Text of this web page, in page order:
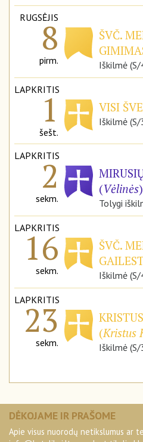
RUGSĖJIS
8
pirm.
ŠVČ.
Iškilmė (S/
LAPKRITIS
1
šešt.
VISI
Iškilmė (S/
LAPKRITIS
2
sekm.
(Vėlinės)
Tolygi
LAPKRITIS
16
sekm.
ŠVČ.
Iškilmė (S/
LAPKRITIS
23
sekm.
(Kristus
Iškilmė (S/
DĖKOJAME IR PRAŠOME
Apie visus nuorodų netikslumus ar